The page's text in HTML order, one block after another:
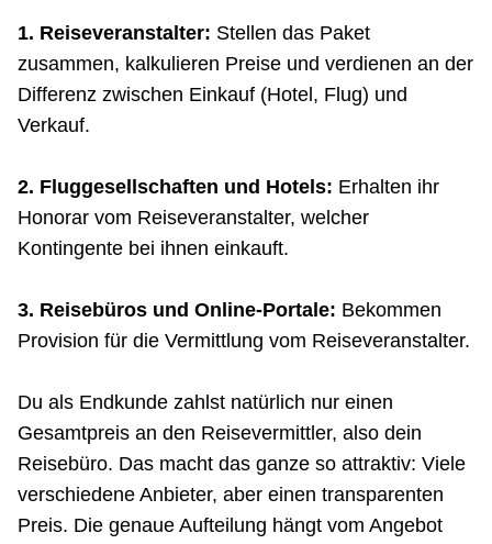
1. Reiseveranstalter: Stellen das Paket
zusammen, kalkulieren Preise und verdienen an der
Differenz zwischen Einkauf (Hotel, Flug) und
Verkauf.
2. Fluggesellschaften und Hotels: Erhalten ihr
Honorar vom Reiseveranstalter, welcher
Kontingente bei ihnen einkauft.
3. Reisebüros und Online-Portale: Bekommen
Provision für die Vermittlung vom Reiseveranstalter.
Du als Endkunde zahlst natürlich nur einen
Gesamtpreis an den Reisevermittler, also dein
Reisebüro. Das macht das ganze so attraktiv: Viele
verschiedene Anbieter, aber einen transparenten
Preis. Die genaue Aufteilung hängt vom Angebot